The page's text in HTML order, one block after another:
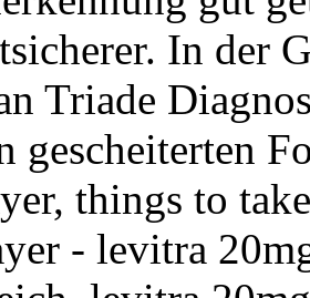
In der
Triade
gescheiterten
things to
- levitra